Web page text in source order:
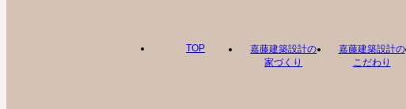
TOP
嘉藤建築設計の
家づくり
嘉藤建築設計の
こだわり